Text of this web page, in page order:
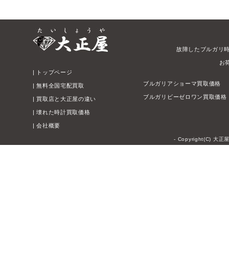
| トップページ
|無料全国宅配買取
| 買取店と大正屋の違い
|壊れた時計買取価格
|会社概要
故障したブルガリ
お
ブルガリアショーマ買取価格
ブルガリビーゼロワン買取価格
- Copyright(C) 大正